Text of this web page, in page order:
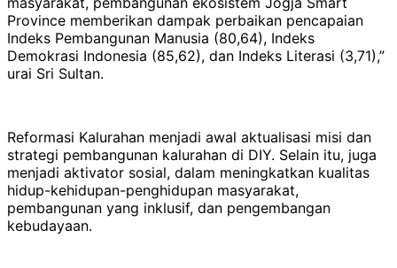
Province memberikan dampak perbaikan pencapaian
Indeks Pembangunan Manusia (80,64), Indeks
Demokrasi Indonesia (85,62), dan Indeks Literasi (3,71),”
urai Sri Sultan.
Reformasi Kalurahan menjadi awal aktualisasi misi dan
strategi pembangunan kalurahan di DIY. Selain itu, juga
menjadi aktivator sosial, dalam meningkatkan kualitas
hidup-kehidupan-penghidupan masyarakat,
pembangunan yang inklusif, dan pengembangan
kebudayaan.